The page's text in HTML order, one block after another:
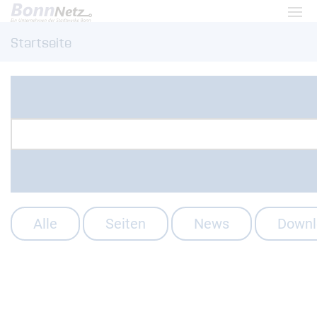
Zum Menü
Zum Inhalt
Startseite
Seiten News
Alle